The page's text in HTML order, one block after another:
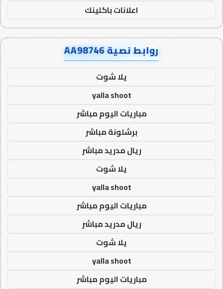
اعلانات باكلينك
روابط نصية AA98746
يلا شوت
yalla shoot
مباريات اليوم مباشر
برشلونة مباشر
ريال مدريد مباشر
يلا شوت
yalla shoot
مباريات اليوم مباشر
ريال مدريد مباشر
يلا شوت
yalla shoot
مباريات اليوم مباشر